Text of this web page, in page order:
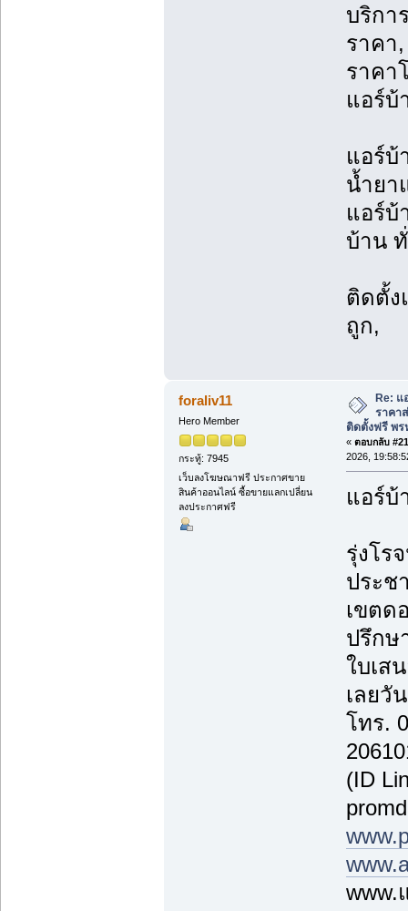
บริกา
ราคา
ราคา
แอร์บ้
แอร์บ้
น้ำยา
แอร์บ้
บ้าน
ติดตั้ง
ถูก,
foraliv11
Hero Member
กระทู้: 7945
เว็บลงโฆษณาฟรี ประกาศขาย
สินค้าออนไลน์ ซื้อขายแลกเปลี่ยน
ลงประกาศฟรี
Re:
ราคา
ติดตั้งฟรี พร
« ตอบกลับ
2026,
แอร์บ้
รุ่งโร
ประช
เขตด
ปรึกษ
ใบเส
เลยวั
โทร.
(ID
www.